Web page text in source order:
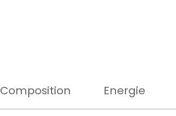
Composition Energie